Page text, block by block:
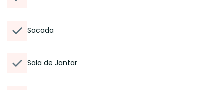
Sacada
Sala de Jantar